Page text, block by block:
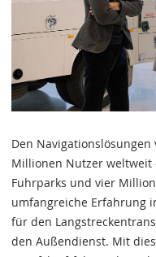
Den
Millionen Nutzer weltweit
Fuhrparks und vier
umfangreiche Erfahrung
für den
den Außendienst. Mit